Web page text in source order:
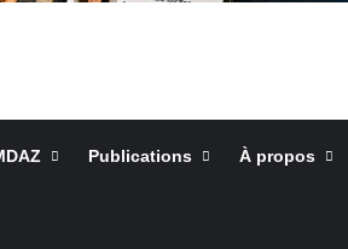
Publications À propos